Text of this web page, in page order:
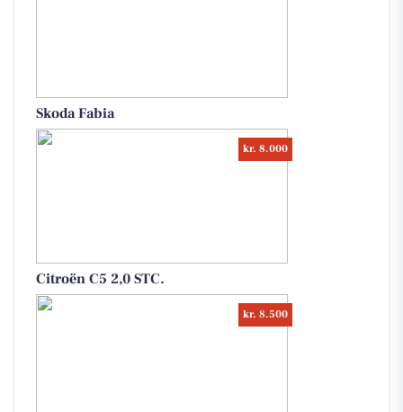
Skoda Fabia
kr. 8.000
Citroën C5 2,0 STC.
kr. 8.500